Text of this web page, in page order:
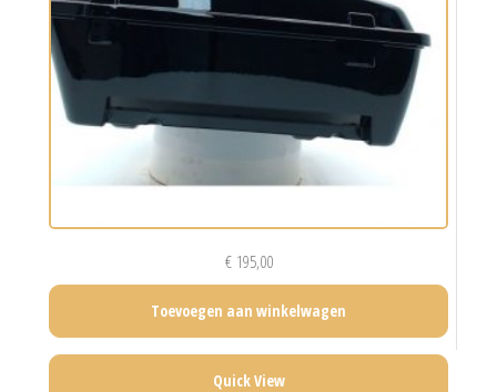
€195,00
Toevoegen aan winkelwagen
Quick View